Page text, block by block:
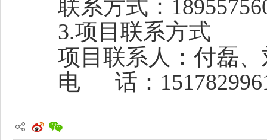
联系方式：
3.项目 联系方式
项目联系人：付磊
电
话：